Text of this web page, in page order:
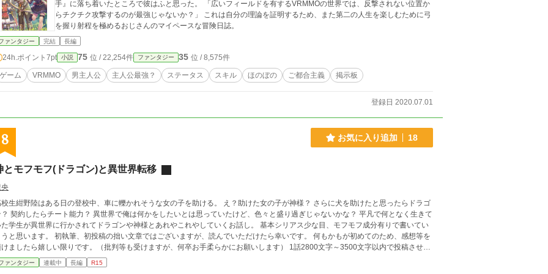
手』に落ち着いたところで彼はふと思った。 「広いフィールドを有するVRMMOの世界では、反撃されない位置か
らチクチク攻撃するのが最強じゃないか？」 これは自分の理論を証明するため、また第二の人生を楽しむために弓
を握り射程を極めるおじさんのマイペースな冒険日誌。
ァンタジー 完結 長編
24h.ポイント 7pt 小説 75 位 / 22,254件 ファンタジー 35 位 / 8,575件
ゲーム VRMMO 男主人公 主人公最強？ ステータス スキル ほのぼの ご都合主義 掲示板
登録日 2020.07.01
8 お気に入り追加 18
とモフモフ(ドラゴン)と異世界転移
生紺野陸はある日の登校中、車に轢かれそうな女の子を助ける。 え？助けた女の子が神様？ さらに犬を助けたと思ったらドラゴ
契約したらチート能力？ 異世界で俺は何かをしたいとは思っていたけど、色々と盛り過ぎじゃないかな？ 平凡で何となく生きて
学生が異世界に行かされてドラゴンや神様とあれやこれやしていくお話し。 基本シリアス少な目、モフモフ成分有りで書いてい
初執筆、初投稿の拙い文章ではございますが、読んでいただけたら幸いです。 何もかもが初めてのため、感想等を
ましたら嬉しい限りです。（批判等も受けますが、何卒お手柔らかにお願いします） 1話2800文字～3500文字以内で投稿させて
説家になろう様、カクヨム様にも掲載させて頂いております。 ※少しだけ書き溜められたので、お盆週間と称し
て。 ８月１０日～８月１８日までの間の９日間、『神とモフモフ(ドラゴン)と異世界転移』を１日２話更新致します！ 更新時間
ァンタジー 連載中 長編 R15